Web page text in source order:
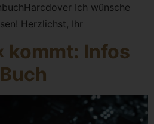
Ich wünsche
Herzlichst, Ihr
kommt: Infos